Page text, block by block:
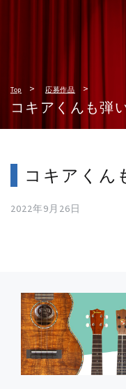
Top 応募作品
コキアくんも弾
コキアくん
2022年9月26日